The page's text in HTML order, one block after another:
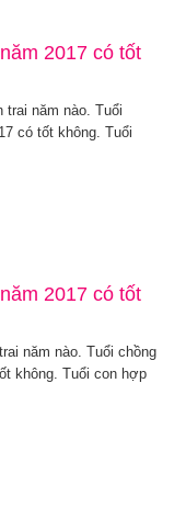
2017 có tốt
năm nào. Tuổi
có tốt không. Tuổi
2017 có tốt
năm nào. Tuổi chồng
không. Tuổi con hợp